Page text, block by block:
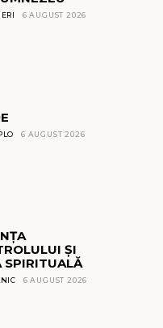
6 AUGUST 2026
6 AUGUST 2026
ȘI
SPIRITUALĂ
6 AUGUST 2026